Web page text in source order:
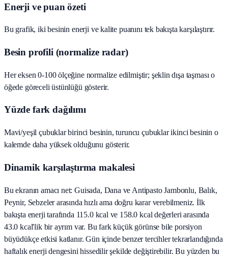
Enerji ve puan özeti
Bu grafik, iki besinin enerji ve kalite puanını tek bakışta karşılaştırır.
Besin profili (normalize radar)
Her eksen 0-100 ölçeğine normalize edilmiştir; şeklin dışa taşması o
öğede göreceli üstünlüğü gösterir.
Yüzde fark dağılımı
Mavi/yeşil çubuklar birinci besinin, turuncu çubuklar ikinci besinin o
kalemde daha yüksek olduğunu gösterir.
Dinamik karşılaştırma makalesi
Bu ekranın amacı net: Guisada, Dana ve Antipasto Jambonlu, Balık,
Peynir, Sebzeler arasında hızlı ama doğru karar verebilmeniz. İlk
bakışta enerji tarafında 115.0 kcal ve 158.0 kcal değerleri arasında
43.0 kcal'lik bir ayrım var. Bu fark küçük görünse bile porsiyon
büyüdükçe etkisi katlanır. Gün içinde benzer tercihler tekrarlandığında
haftalık enerji dengesini hissedilir şekilde değiştirebilir. Bu yüzden bu